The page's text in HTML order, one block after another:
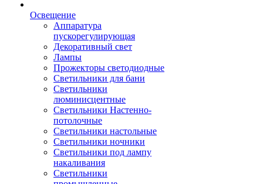
Освещение
Аппаратура
пускорегулирующая
Декоративный свет
Лампы
Прожекторы светодиодные
Светильники для бани
Светильники
люминисцентные
Светильники Настенно-
потолочные
Светильники настольные
Светильники ночники
Светильники под лампу
накаливания
Светильники